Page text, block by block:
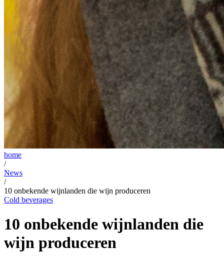
home
/
News
/
10 onbekende wijnlanden die wijn produceren
Cold beverages
10 onbekende wijnlanden die
wijn produceren